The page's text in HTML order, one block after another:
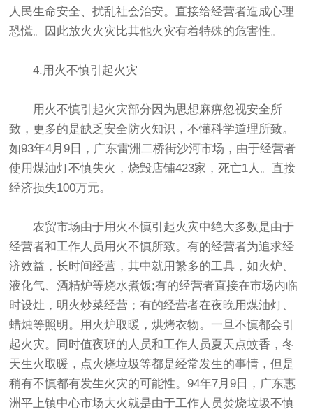
人民生命安全、扰乱社会治安。直接给经营者造成心理
恐慌。因此放火火灾比其他火灾有着特殊的危害性。
4.用火不慎引起火灾
用火不慎引起火灾部分因为思想麻痹忽视安全所
致，更多的是缺乏安全防火知识，不懂科学道理所致。
如93年4月9日，广东雷洲二桥街沙河市场，由于经营者
使用煤油灯不慎失火，烧毁店铺423家，死亡1人。直接
经济损失100万元。
农贸市场由于用火不慎引起火灾中绝大多数是由于
经营者和工作人员用火不慎所致。有的经营者为追求经
济效益，长时间经营，其中就用繁多的工具，如火炉、
液化气、酒精炉等烧水煮饭;有的经营者直接在市场内临
时设灶，明火炒菜经营；有的经营者在夜晚用煤油灯、
蜡烛等照明。用火炉取暖，烘烤衣物。一旦不慎都会引
起火灾。同时值夜班的人员和工作人员夏天点蚊香，冬
天生火取暖，点火烧垃圾等都是经常发生的事情，但是
稍有不慎都有发生火灾的可能性。94年7月9日，广东惠
洲平上镇中心市场大火就是由于工作人员焚烧垃圾不慎